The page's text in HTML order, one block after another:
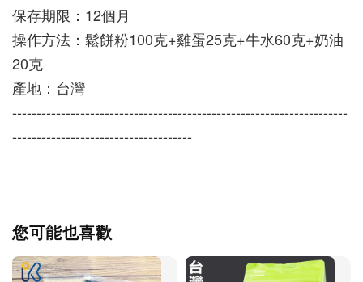
保存期限：12個月
操作方法：鬆餅粉100克+雞蛋25克+牛水60克+奶油
20克
產地：台灣
---------------------------------------------------------------------
-------------------------------------
您可能也喜歡